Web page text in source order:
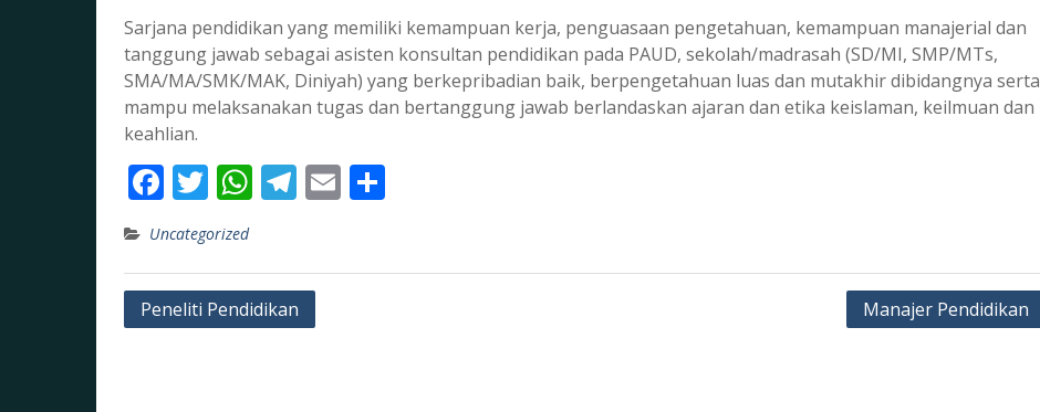
Sarjana pendidikan yang memiliki kemampuan kerja, penguasaan pengetahuan, kemampuan manajerial dan
tanggung jawab sebagai asisten konsultan pendidikan pada PAUD, sekolah/madrasah (SD/MI, SMP/MTs,
SMA/MA/SMK/MAK, Diniyah) yang berkepribadian baik, berpengetahuan luas dan mutakhir dibidangnya serta
mampu melaksanakan tugas dan bertanggung jawab berlandaskan ajaran dan etika keislaman, keilmuan dan
keahlian.
F
ac
e
b
o
T
w
itt
er
W
s
A
T
gr
a
E
l e
Uncategorized
Post
Peneliti Pendidikan Manajer Pendidikan